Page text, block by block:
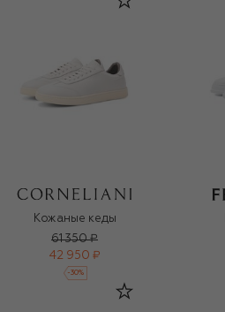
Кожаные кеды
61 350 ₽
42 950 ₽
-30%